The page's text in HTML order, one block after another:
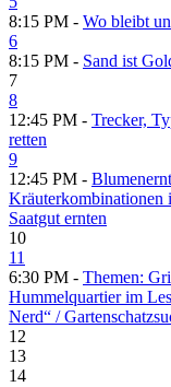
8:15 PM - Wo bleibt
6
8:15 PM - Sand ist
7
8
12:45 PM - Trecker,
retten
9
12:45 PM -
Kräuterkombinationen
Saatgut ernten
10
11
6:30 PM - Themen:
Hummelquartier im
Nerd“ /​
12
13
14